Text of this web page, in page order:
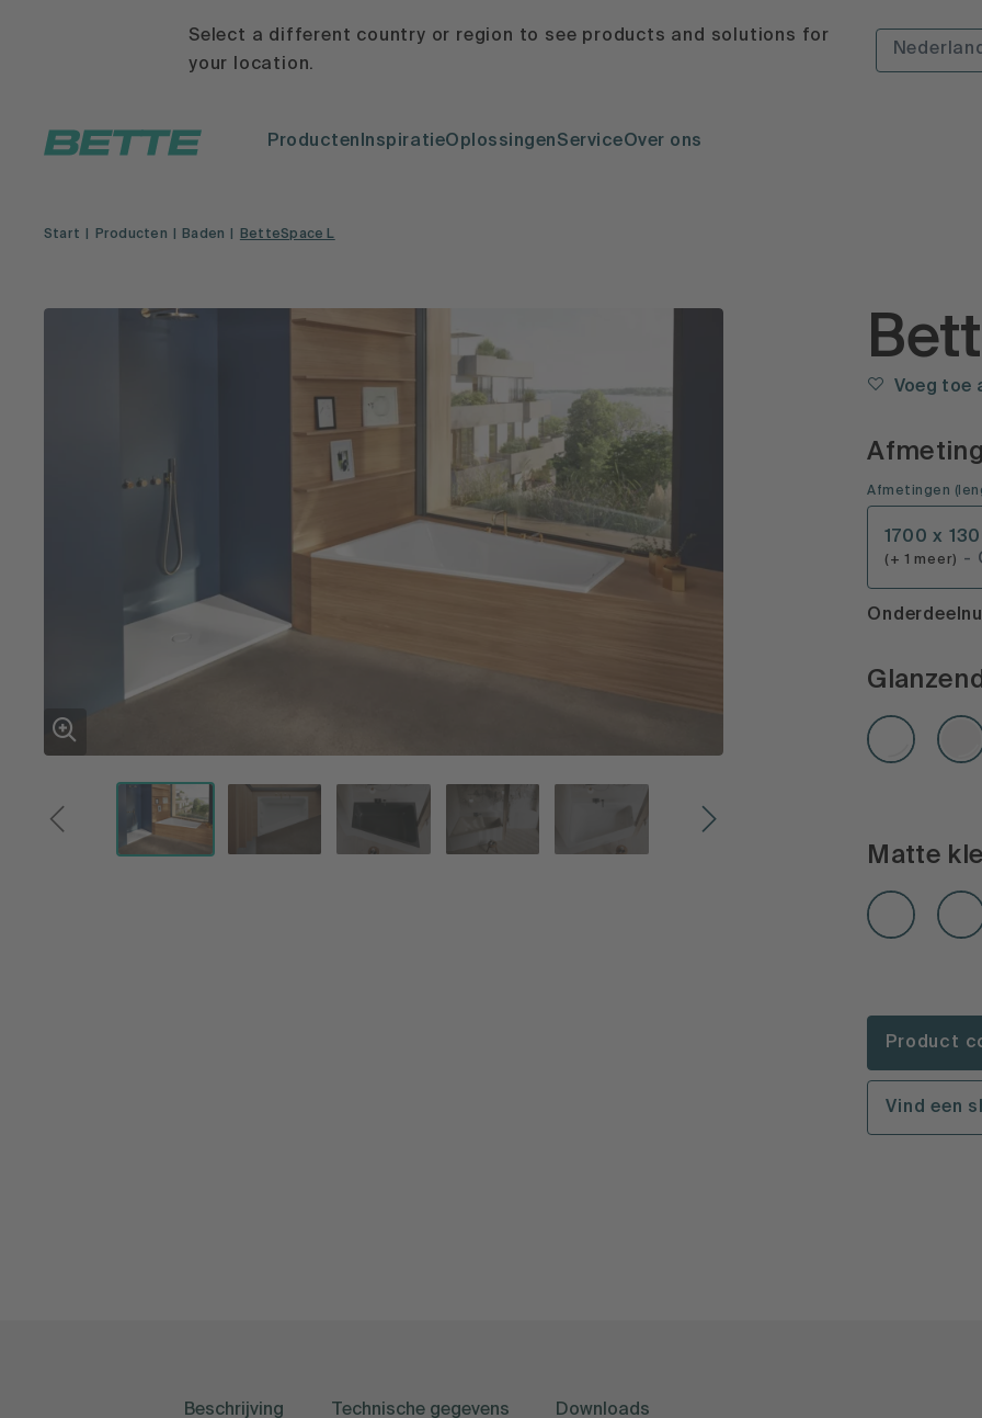
Select a different country or region to see products and solutions for
your location.
ProductenInspiratieOplossingenServiceOver ons
Start Producten Baden BetteSpace L
Voeg toe
Afmetingen (
1700 x
(+ 1 meer) -
Matte
Product
Vind een
Beschrijving Technische gegevens Downloads